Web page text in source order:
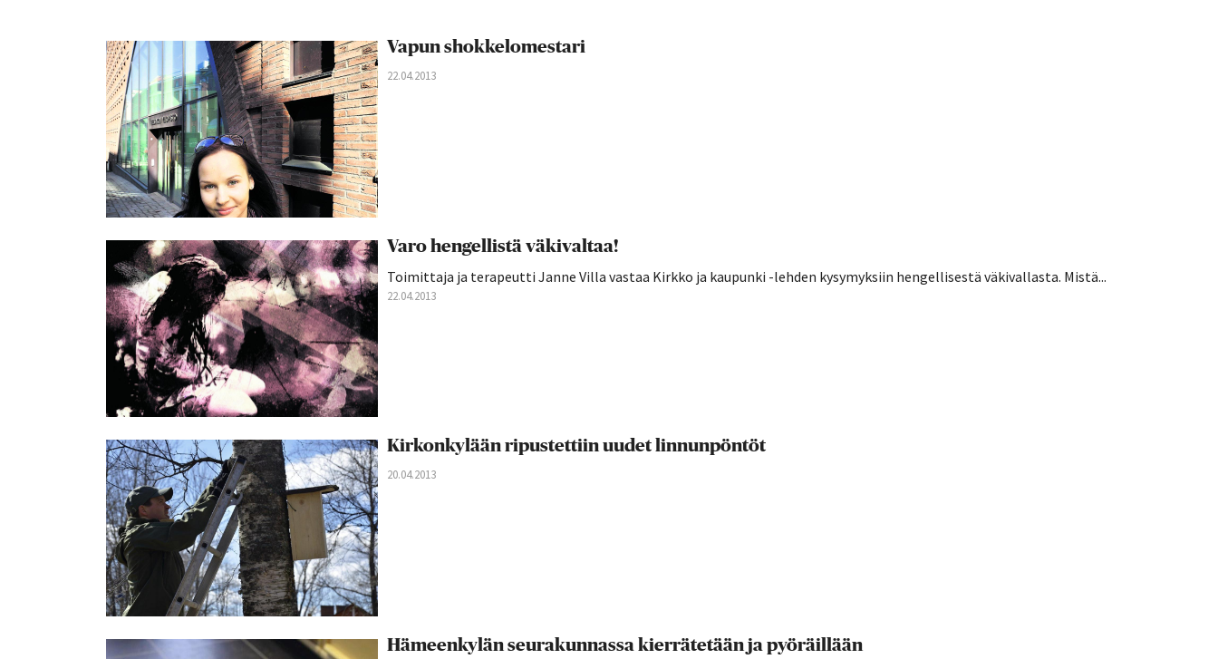
Vapun shokkelomestari
22.04.2013
Varo hengellistä väkivaltaa!
Toimittaja ja terapeutti Janne Villa vastaa Kirkko ja kaupunki -lehden kysymyksiin hengellisestä väkivallasta. Mistä...
22.04.2013
Kirkonkylään ripustettiin uudet linnunpöntöt
20.04.2013
Hämeenkylän seurakunnassa kierrätetään ja pyöräillään